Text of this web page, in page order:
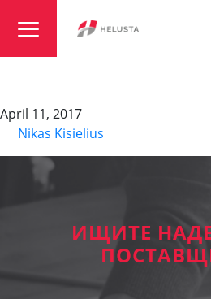
April 11, 2017
Nikas Kisielius
ИЩИТЕ